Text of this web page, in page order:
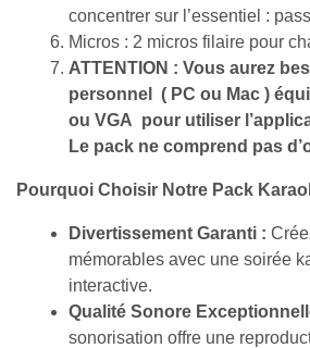
concentrer sur l’essentiel :
Micros : 2 micros filaire pour
ATTENTION : Vous aurez
personnel ( PC ou Mac )
ou VGA pour utiliser
Le pack ne comprend pas
Pourquoi Choisir Notre Pack
Divertissement Garanti :
mémorables avec une soirée
interactive.
Qualité Sonore
sonorisation offre une